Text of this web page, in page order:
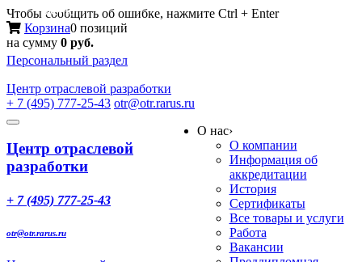
Чтобы сообщить об ошибке, нажмите Ctrl + Enter
Корзина0 позиций
на сумму 0 руб.
Персональный раздел
Центр отраслевой разработки
+ 7 (495) 777-25-43 otr@otr.rarus.ru
Toggle
Меню
Центр отраслевой
разработки
+ 7 (495) 777-25-43
otr@otr.rarus.ru
О нас›
О компании
Информация об
аккредитации
История
Сертификаты
Все товары и услуги
Работа
Вакансии